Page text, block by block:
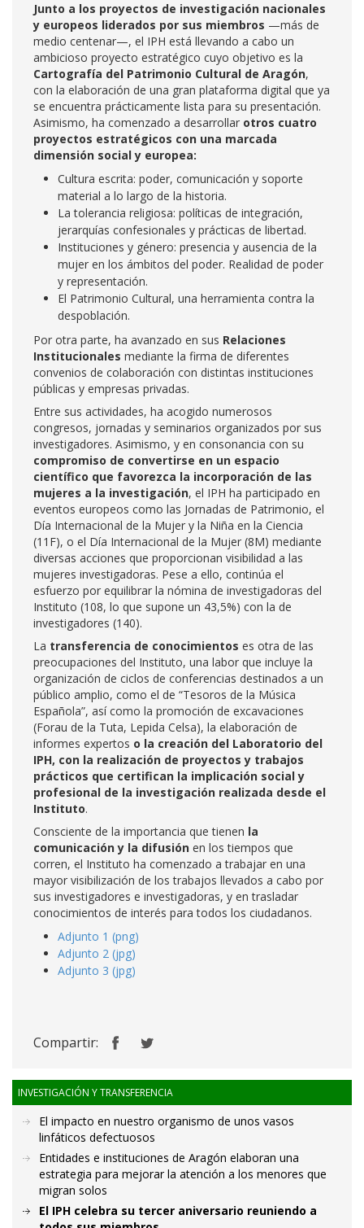
Junto a los proyectos de investigación nacionales
y europeos liderados por sus miembros —más de
medio centenar—, el IPH está llevando a cabo un
ambicioso proyecto estratégico cuyo objetivo es la
Cartografía del Patrimonio Cultural de Aragón,
con la elaboración de una gran plataforma digital que ya
se encuentra prácticamente lista para su presentación.
Asimismo, ha comenzado a desarrollar otros cuatro
proyectos estratégicos con una marcada
dimensión social y europea:
Cultura escrita: poder, comunicación y soporte
material a lo largo de la historia.
La tolerancia religiosa: políticas de integración,
jerarquías confesionales y prácticas de libertad.
Instituciones y género: presencia y ausencia de la
mujer en los ámbitos del poder. Realidad de poder
y representación.
El Patrimonio Cultural, una herramienta contra la
despoblación.
Por otra parte, ha avanzado en sus Relaciones
Institucionales mediante la firma de diferentes
convenios de colaboración con distintas instituciones
públicas y empresas privadas.
Entre sus actividades, ha acogido numerosos
congresos, jornadas y seminarios organizados por sus
investigadores. Asimismo, y en consonancia con su
compromiso de convertirse en un espacio
científico que favorezca la incorporación de las
mujeres a la investigación, el IPH ha participado en
eventos europeos como las Jornadas de Patrimonio, el
Día Internacional de la Mujer y la Niña en la Ciencia
(11F), o el Día Internacional de la Mujer (8M) mediante
diversas acciones que proporcionan visibilidad a las
mujeres investigadoras. Pese a ello, continúa el
esfuerzo por equilibrar la nómina de investigadoras del
Instituto (108, lo que supone un 43,5%) con la de
investigadores (140).
La transferencia de conocimientos es otra de las
preocupaciones del Instituto, una labor que incluye la
organización de ciclos de conferencias destinados a un
público amplio, como el de “Tesoros de la Música
Española”, así como la promoción de excavaciones
(Forau de la Tuta, Lepida Celsa), la elaboración de
informes expertos o la creación del Laboratorio del
IPH, con la realización de proyectos y trabajos
prácticos que certifican la implicación social y
profesional de la investigación realizada desde el
Instituto.
Consciente de la importancia que tienen la
comunicación y la difusión en los tiempos que
corren, el Instituto ha comenzado a trabajar en una
mayor visibilización de los trabajos llevados a cabo por
sus investigadores e investigadoras, y en trasladar
conocimientos de interés para todos los ciudadanos.
Adjunto 1 (png)
Adjunto 2 (jpg)
Adjunto 3 (jpg)
Compartir:
INVESTIGACIÓN Y TRANSFERENCIA
El impacto en nuestro organismo de unos vasos
linfáticos defectuosos
Entidades e instituciones de Aragón elaboran una
estrategia para mejorar la atención a los menores que
migran solos
El IPH celebra su tercer aniversario reuniendo a